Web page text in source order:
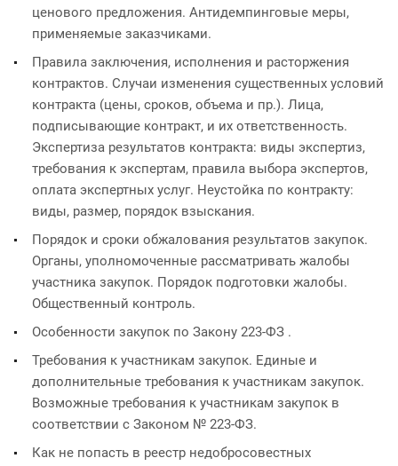
ценового предложения. Антидемпинговые меры,
применяемые заказчиками.
Правила заключения, исполнения и расторжения
контрактов. Случаи изменения существенных условий
контракта (цены, сроков, объема и пр.). Лица,
подписывающие контракт, и их ответственность.
Экспертиза результатов контракта: виды экспертиз,
требования к экспертам, правила выбора экспертов,
оплата экспертных услуг. Неустойка по контракту:
виды, размер, порядок взыскания.
Порядок и сроки обжалования результатов закупок.
Органы, уполномоченные рассматривать жалобы
участника закупок. Порядок подготовки жалобы.
Общественный контроль.
Особенности закупок по Закону 223-ФЗ .
Требования к участникам закупок. Единые и
дополнительные требования к участникам закупок.
Возможные требования к участникам закупок в
соответствии с Законом № 223-ФЗ.
Как не попасть в реестр недобросовестных